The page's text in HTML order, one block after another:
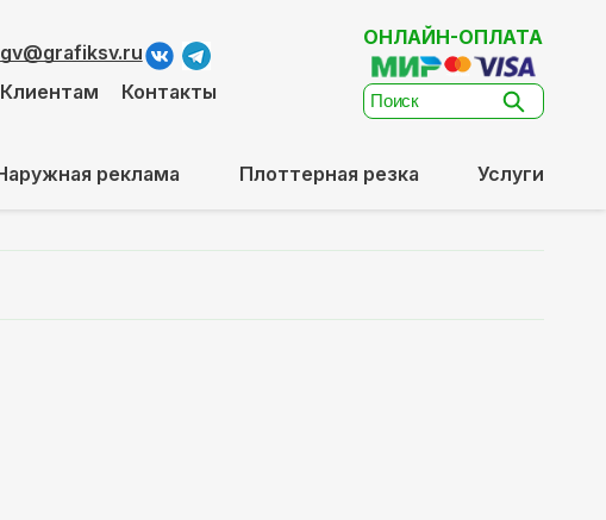
gv@grafiksv.ru
Клиентам
Контакты
ОНЛАЙН-ОПЛАТА
реклама Плоттерная резка Услуги